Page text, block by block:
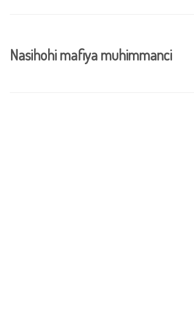
Nasihohi mafiya muhimmanci